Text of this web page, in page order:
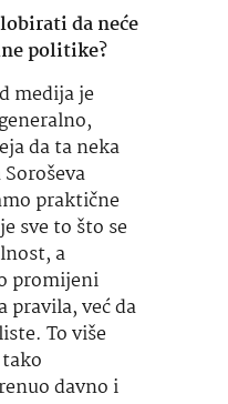
da neće
politike?
medija je
da ta neka
Soroševa
praktične
sve to što se
a
promijeni
pravila, već da
liste. To više
davno i